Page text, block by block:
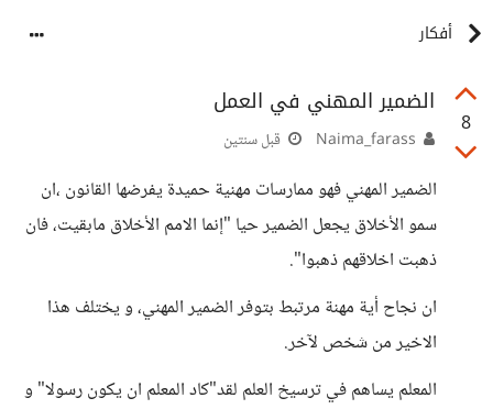
أفكار
8
الضمير المهني في العمل
قبل سنتين
الضمير المهني فهو ممارسات مهنية حميدة يفرضها القانون ،ان
سمو الأخلاق يجعل الضمير حيا "إنما الامم الأخلاق مابقيت، فان
ذهبت اخلاقهم ذهبوا".
ان نجاح أية مهنة مرتبط بتوفر الضمير المهني، و يختلف هذا
الاخير من شخص لآخر.
المعلم يساهم في ترسيخ العلم لقد"كاد المعلم ان يكون رسولا" و